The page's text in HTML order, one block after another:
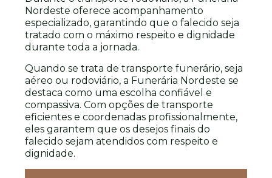
Nordeste oferece acompanhamento
especializado, garantindo que o falecido seja
tratado com o máximo respeito e dignidade
durante toda a jornada.
Quando se trata de transporte funerário, seja
aéreo ou rodoviário, a Funerária Nordeste se
destaca como uma escolha confiável e
compassiva. Com opções de transporte
eficientes e coordenadas profissionalmente,
eles garantem que os desejos finais do
falecido sejam atendidos com respeito e
dignidade.